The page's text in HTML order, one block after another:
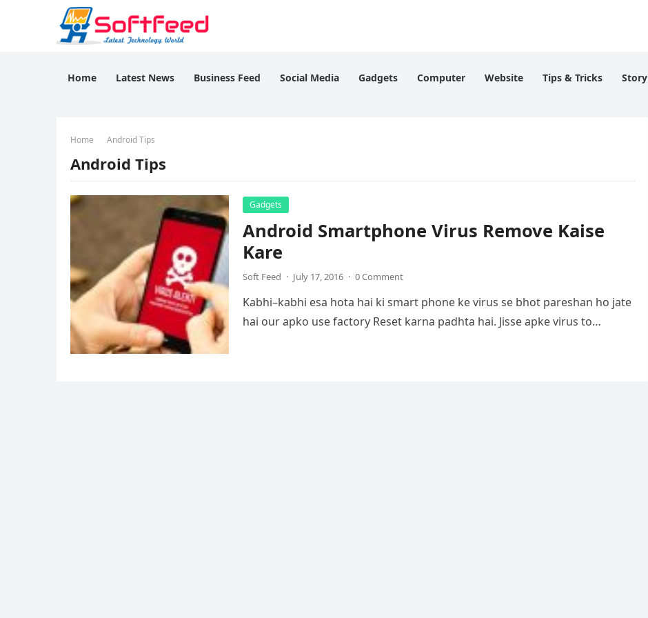
Home Latest News Business Feed Social Media Gadgets Computer Website Tips & Tricks Story
Home Android Tips
Android Tips
Gadgets
Android Smartphone Virus Remove Kaise
Kare
Soft Feed · July 17, 2016 · 0 Comment
Kabhi–kabhi esa hota hai ki smart phone ke virus se bhot pareshan ho jate
hai our apko use factory Reset karna padhta hai. Jisse apke virus to…